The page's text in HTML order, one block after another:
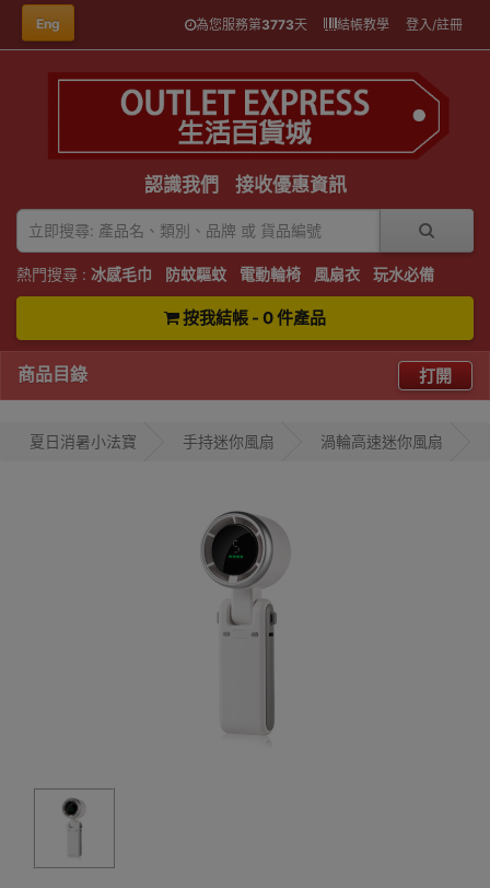
Eng 為您服務第3773天 結帳教學 登入/註冊
認識我們 接收優惠資訊
熱門搜尋 : 冰感毛巾 防蚊驅蚊 電動輪椅 風扇衣 玩水必備
按我結帳 - 0 件產品
商品目錄 打開
夏日消暑小法寶 手持迷你風扇 渦輪高速迷你風扇